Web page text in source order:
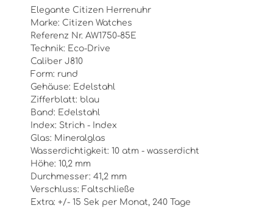
Elegante Citizen Herrenuhr
Marke: Citizen Watches
Referenz Nr. AW1750-85E
Technik: Eco-Drive
Caliber J810
Form: rund
Gehäuse: Edelstahl
Zifferblatt: blau
Band: Edelstahl
Index: Strich - Index
Glas: Mineralglas
Wasserdichtigkeit: 10 atm - wasserdicht
Höhe: 10,2 mm
Durchmesser: 41,2 mm
Verschluss: Faltschließe
Extra: +/- 15 Sek per Monat, 240 Tage